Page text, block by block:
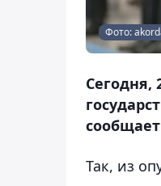
Фото:
Сегодня,
Так, из